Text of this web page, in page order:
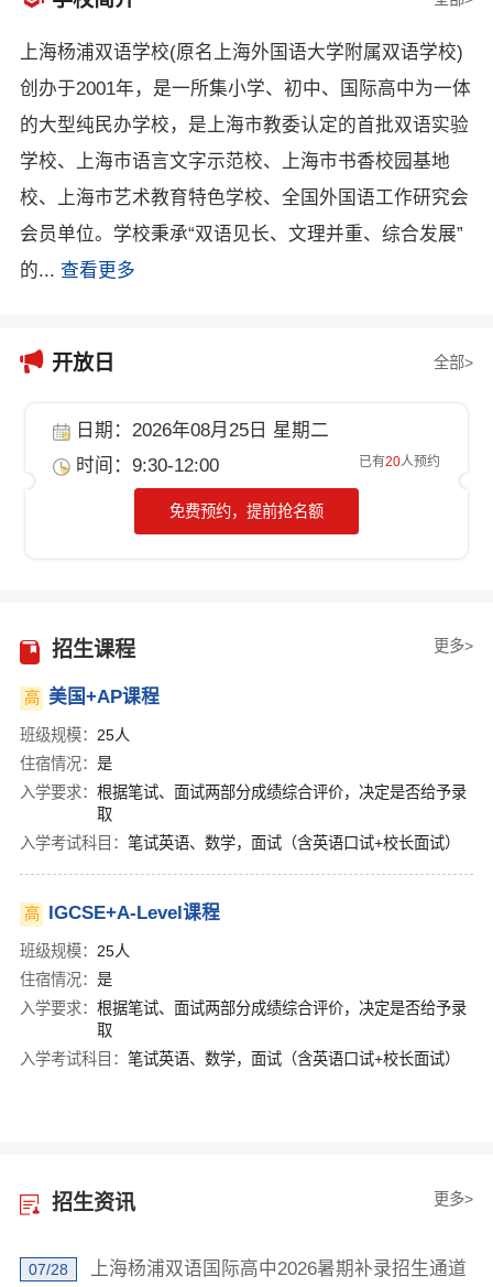
上海杨浦双语学校(原名上海外国语大学附属双语学校)
创办于2001年，是一所集小学、初中、国际高中为一体
的大型纯民办学校，是上海市教委认定的首批双语实验
学校、上海市语言文字示范校、上海市书香校园基地
校、上海市艺术教育特色学校、全国外国语工作研究会
会员单位。学校秉承“双语见长、文理并重、综合发展”
的... 查看更多
 开放日 全部>
日期：2026年08月25日 星期二
时间：9:30-12:00
已有20人预约
免费预约，提前抢名额
招生课程 更多>
高 美国+AP课程
班级规模： 25人
住宿情况： 是
入学要求： 根据笔试、面试两部分成绩综合评价，决定是否给予录
取
入学考试科目： 笔试英语、数学，面试（含英语口试+校长面试）
高 IGCSE+A-Level课程
班级规模： 25人
住宿情况： 是
入学要求： 根据笔试、面试两部分成绩综合评价，决定是否给予录
取
入学考试科目： 笔试英语、数学，面试（含英语口试+校长面试）
招生资讯 更多>
07/28 上海杨浦双语国际高中2026暑期补录招生通道